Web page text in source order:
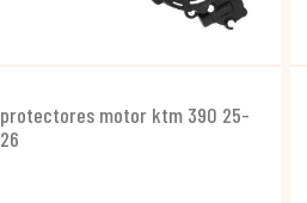
protectores motor ktm 390 25-
26